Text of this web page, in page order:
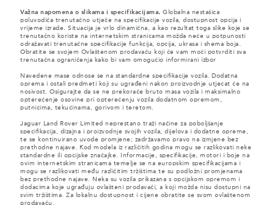
Važna napomena o slikama i specifikacijama. Globalna nestašica
poluvodiča trenutačno utječe na specifikacije vozila, dostupnost opcija i
vrijeme izrade. Situacija je vrlo dinamična, a kao rezultat toga slike koje se
trenutačno koriste na internetskim stranicama možda neće u potpunosti
odražavati trenutačne specifikacije funkcija, opcija, ukrasa i shema boja.
Obratite se svojem Ovlaštenom prodavaču koji će vam moći potvrditi sva
trenutačna ograničenja kako bi vam omogućio informirani izbor
Navedene mase odnose se na standardne specifikacije vozila. Dodatna
oprema i ostali predmeti koji su ugrađeni nakon proizvodnje utjecat će na
nosivost. Osigurajte da se ne prekorače bruto masa vozila i maksimalno
opterećenje osovine pri opterećenju vozila dodatnom opremom,
putnicima, tekućinama, gorivom i teretom.
Jaguar Land Rover Limited neprestano traži načine za poboljšanje
specifikacija, dizajna i proizvodnje svojih vozila, dijelova i dodatne opreme,
te se kontinuirano uvode promjene; zadržavamo pravo na izmjene bez
prethodne najave. Kod modela iz različitih godina mogu se razlikovati neke
standardne ili opcijske značajke. Informacije, specifikacije, motori i boje na
ovim internetskim stranicama temelje se na europskim specifikacijama i
mogu se razlikovati među različitim tržištima te su podložni promjenama
bez prethodne najave. Neka su vozila prikazana s opcijskom opremom i
dodacima koje ugrađuju ovlašteni prodavači, a koji možda nisu dostupni na
svim tržištima. Za lokalnu dostupnost i cijene obratite se svom ovlaštenom
prodavaču.